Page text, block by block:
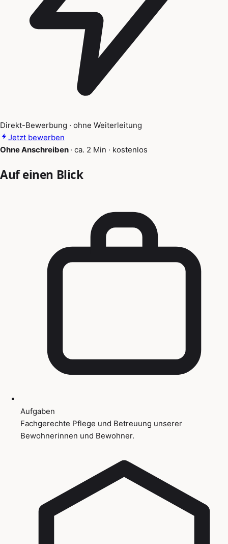
Direkt-Bewerbung · ohne Weiterleitung
Jetzt bewerben
Ohne Anschreiben · ca. 2 Min · kostenlos
Auf einen Blick
Aufgaben
Fachgerechte Pflege und Betreuung unserer
Bewohnerinnen und Bewohner.